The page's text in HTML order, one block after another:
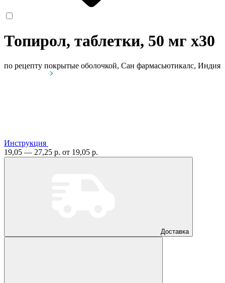
Топирол, таблетки, 50 мг x30
по рецепту покрытые оболочкой, Сан фармасьютикалс, Индия
Инструкция
19,05 — 27,25 р. от 19,05 р.
Доставка